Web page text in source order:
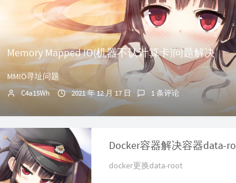
Memory Mapped IO(机器不认计算卡)问题解决
MMIO寻址问题
C4a15Wh 2021 年 12 月 17 日 1 条评论
docker更换data-root